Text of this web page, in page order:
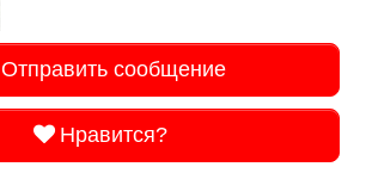
Отправить сообщение
Нравится?